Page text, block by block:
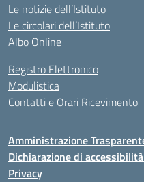
Le notizie dell’Istituto
Le circolari dell’Istituto
Albo Online
Registro Elettronico
Modulistica
Contatti e Orari Ricevimento
Amministrazione
Dichiarazione di accessibilità
Privacy